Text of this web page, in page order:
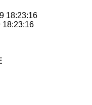
18:23:16
18:23:16